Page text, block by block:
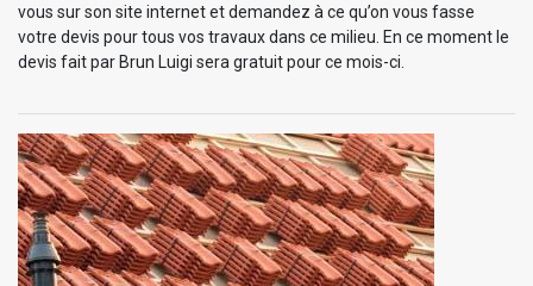
vous sur son site internet et demandez à ce qu’on vous fasse
votre devis pour tous vos travaux dans ce milieu. En ce moment le
devis fait par Brun Luigi sera gratuit pour ce mois-ci.